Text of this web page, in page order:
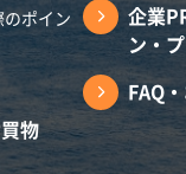
ポイン
物
企業
ン・
FAQ